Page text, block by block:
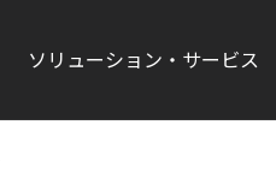
ソリューション・サービス